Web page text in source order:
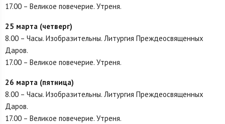
17.00 – Великое повечерие. Утреня.
25 марта (четверг)
8.00 – Часы. Изобразительны. Литургия Преждеосвященных
Даров.
17.00 – Великое повечерие. Утреня.
26 марта (пятница)
8.00 – Часы. Изобразительны. Литургия Преждеосвященных
Даров.
17.00 – Великое повечерие. Утреня.